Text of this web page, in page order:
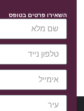
השאירו פרטים בטופס